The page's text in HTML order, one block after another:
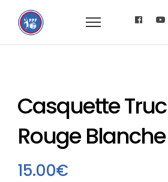
Casquette
Rouge Blanche
15.00€